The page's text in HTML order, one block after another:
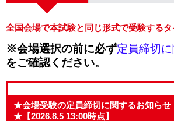
全国会場で本試験と同じ形式で受験する
※会場選択の前に必ず定員締切
をご確認ください。
★会場受験の定員締切に関するお知らせ
★【2026.8.5 13:00時点】